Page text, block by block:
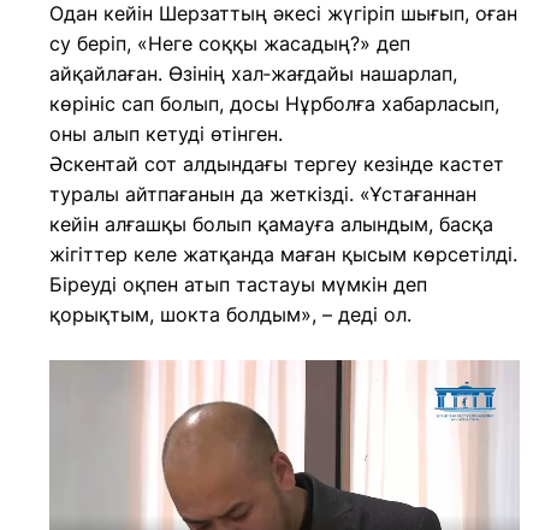
Одан кейін Шерзаттың әкесі жүгіріп шығып, оған
су беріп, «Неге соққы жасадың?» деп
айқайлаған. Өзінің хал‑жағдайы нашарлап,
көрініс сап болып, досы Нұрболға хабарласып,
оны алып кетуді өтінген.
Әскентай сот алдындағы тергеу кезінде кастет
туралы айтпағанын да жеткізді. «Ұстағаннан
кейін алғашқы болып қамауға алындым, басқа
жігіттер келе жатқанда маған қысым көрсетілді.
Біреуді оқпен атып тастауы мүмкін деп
қорықтым, шокта болдым», – деді ол.